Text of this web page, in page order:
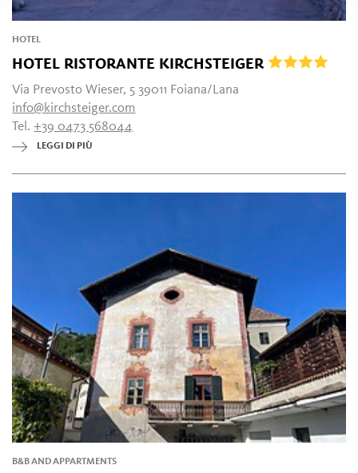
HOTEL
HOTEL RISTORANTE KIRCHSTEIGER
Via Prevosto Wieser, 5 39011 Foiana/Lana
info@kirchsteiger.com
Tel.+39 0473 568044
LEGGI DI PIÙ
B&B AND APPARTMENTS